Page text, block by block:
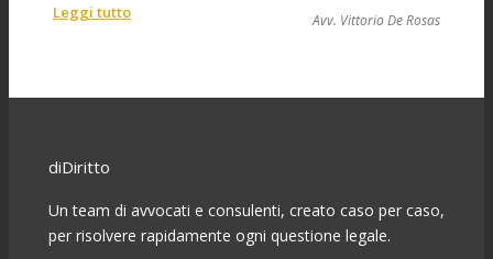
Leggi tutto:
Avv. Vittorio De Rosas
diDiritto
Un team di avvocati e consulenti, creato caso per caso,
per risolvere rapidamente ogni questione legale.